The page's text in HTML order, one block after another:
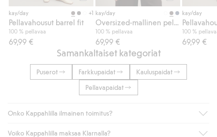
kay/day +1
Pellavahousut barrel fit
100 % pellavaa
69,99 €
Osta
kay/day
100 % pellavaa
69,99 €
kay/day
100 %
69,99 €
Samankaltaiset kategoriat
Puserot Farkkupaidat
Kauluspaidat
Pellavapaidat
Onko Kappahlilla ilmainen toimitus?
Voiko Kappahlilla maksaa Klarnalla?